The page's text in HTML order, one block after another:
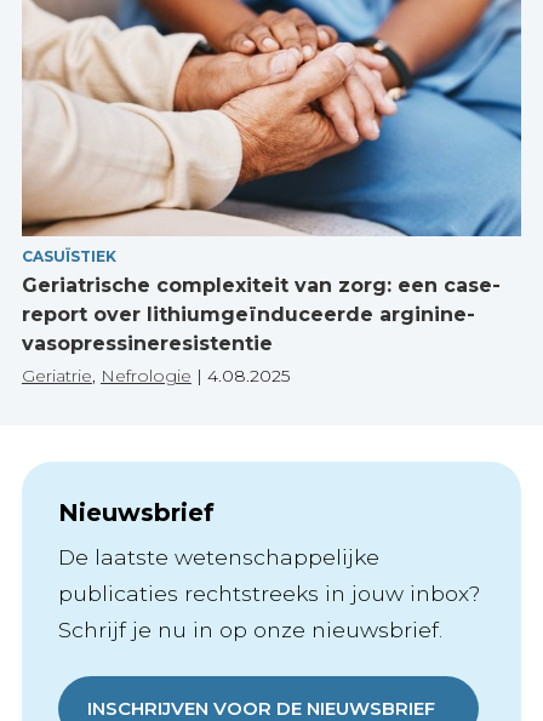
CASUÏSTIEK
Geriatrische complexiteit van zorg: een case-
report over lithiumgeïnduceerde arginine-
vasopressineresistentie
Geriatrie Nefrologie | 4.08.2025
Nieuwsbrief
De laatste wetenschappelijke
publicaties rechtstreeks in jouw inbox?
Schrijf je nu in op onze nieuwsbrief.
INSCHRIJVEN VOOR DE NIEUWSBRIEF